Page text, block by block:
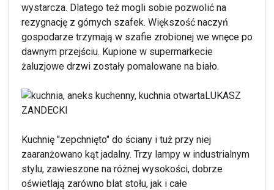
wystarcza. Dlatego też mogli sobie pozwolić na
rezygnację z górnych szafek. Większość naczyń
gospodarze trzymają w szafie zrobionej we wnęce po
dawnym przejściu. Kupione w supermarkecie
żaluzjowe drzwi zostały pomalowane na biało.
LUKASZ
ZANDECKI
Kuchnię "zepchnięto" do ściany i tuż przy niej
zaaranżowano kąt jadalny. Trzy lampy w industrialnym
stylu, zawieszone na różnej wysokości, dobrze
oświetlają zarówno blat stołu, jak i całe